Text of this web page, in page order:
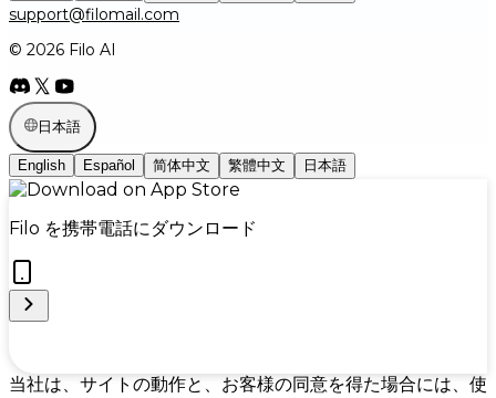
support@filomail.com
© 2026 Filo AI
日本語
English Español 简体中文 繁體中文 日本語
Filo を携帯電話にダウンロード
Cookie Preferences
当社は、サイトの動作と、お客様の同意を得た場合には、使